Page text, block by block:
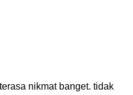
nikmat banget. tidak